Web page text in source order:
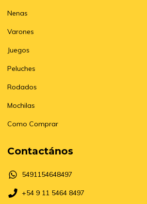
Nenas
Varones
Juegos
Peluches
Rodados
Mochilas
Como Comprar
Contactános
5491154648497
+54 9 11 5464 8497